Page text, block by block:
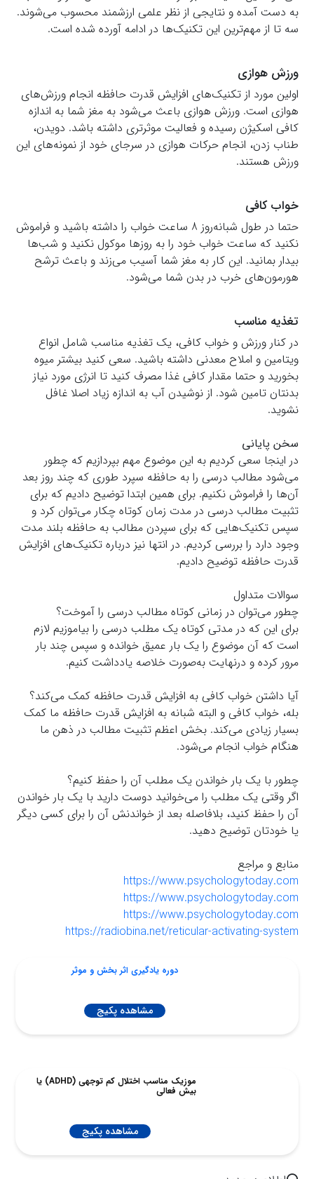
به دست آمده و نتایجی از نظر علمی ارزشمند محسوب می‌شوند.
سه تا از مهم‌ترین این تکنیک‌ها در ادامه آورده شده است.
ورزش هوازی
اولین مورد از تکنیک‌های افزایش قدرت حافظه انجام ورزش‌های
هوازی است. ورزش هوازی باعث می‌شود به مغز شما به اندازه
کافی اسکیژن رسیده و فعالیت موثرتری داشته باشد. دویدن،
طناب زدن، انجام حرکات هوازی در سرجای خود از نمونه‌های این
ورزش هستند.
خواب کافی
حتما در طول شبانه‌روز 8 ساعت خواب را داشته باشید و فراموش
نکنید که ساعت خواب خود را به روزها موکول نکنید و شب‌ها
بیدار بمانید. این کار به مغز شما آسیب می‌زند و باعث ترشح
هورمون‌های خرب در بدن شما می‌شود.
تغذیه مناسب
در کنار ورزش و خواب کافی، یک تغذیه مناسب شامل انواع
ویتامین و املاح معدنی داشته باشید. سعی کنید بیشتر میوه
بخورید و حتما مقدار کافی غذا مصرف کنید تا انرژی مورد نیاز
بدنتان تامین شود. از نوشیدن آب به اندازه زیاد اصلا غافل
نشوید.
سخن پایانی
در اینجا سعی کردیم به این موضوع مهم بپردازیم که چطور
می‌شود مطالب درسی را به حافظه سپرد طوری که چند روز بعد
آن‌ها را فراموش نکنیم. برای همین ابتدا توضیح دادیم که برای
تثبیت مطالب درسی در مدت زمان کوتاه چکار می‌توان کرد و
سپس تکنیک‌هایی که برای سپردن مطالب به حافظه بلند مدت
وجود دارد را بررسی کردیم. در انتها نیز درباره تکنیک‌های افزایش
قدرت حافظه توضیح دادیم.
سوالات متداول
چطور می‌توان در زمانی کوتاه مطالب درسی را آموخت؟
برای این که در مدتی کوتاه یک مطلب درسی را بیاموزیم لازم
است که آن موضوع را یک بار عمیق خوانده و سپس چند بار
مرور کرده و درنهایت به‌صورت خلاصه یادداشت کنیم.
آیا داشتن خواب کافی به افزایش قدرت حافظه کمک می‌کند؟
بله، خواب کافی و البته شبانه به افزایش قدرت حافظه ما کمک
بسیار زیادی می‌کند. بخش اعظم تثبیت مطالب در ذهن ما
هنگام خواب انجام می‌شود.
چطور با یک بار خواندن یک مطلب آن را حفظ کنیم؟
اگر وقتی یک مطلب را می‌خوانید دوست دارید با یک بار خواندن
آن را حفظ کنید، بلافاصله بعد از خواندنش آن را برای کسی دیگر
یا خودتان توضیح دهید.
منابع و مراجع
https://www.psychologytoday.com
https://www.psychologytoday.com
https://www.psychologytoday.com
https://radiobina.net/reticular-activating-system
دوره یادگیری اثر بخش و موثر
مشاهده پکیج
موزیک مناسب اختلال کم توجهی (ADHD) یا
بیش فعالی
مشاهده پکیج